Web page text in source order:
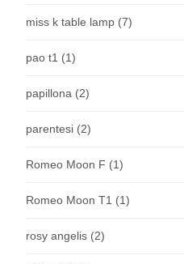
miss k table lamp (7)
pao t1 (1)
papillona (2)
parentesi (2)
Romeo Moon F (1)
Romeo Moon T1 (1)
rosy angelis (2)